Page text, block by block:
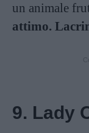
un animale
attimo.
9. Lady